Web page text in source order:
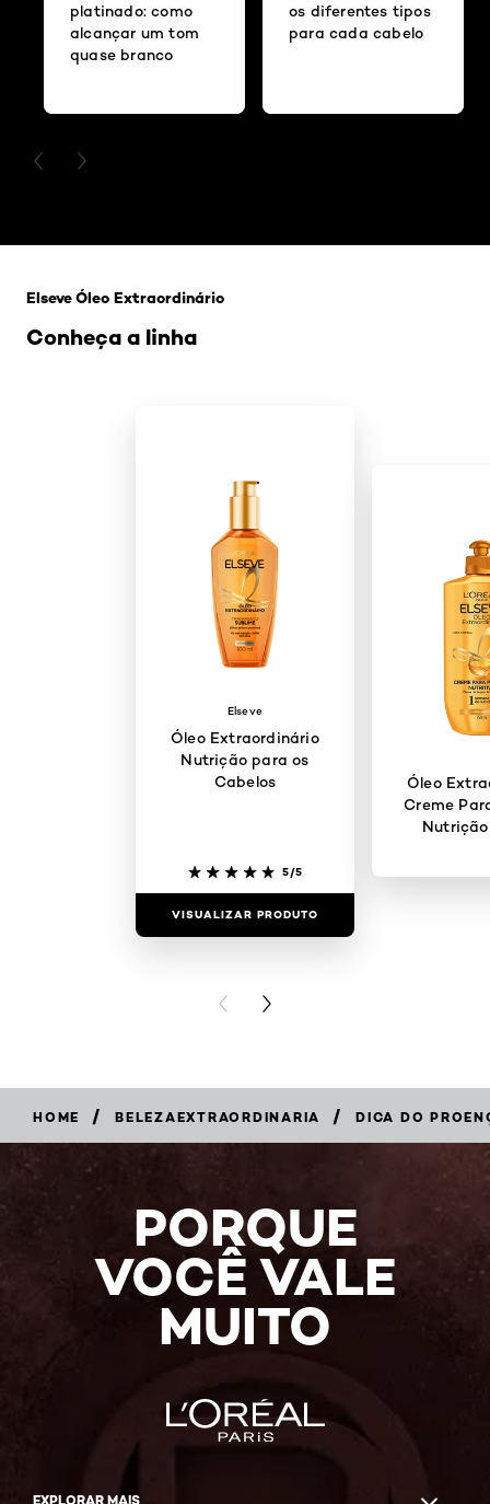
platinado: como
alcançar um tom
quase branco
os diferentes tipos
para cada cabelo
PREVIOUS CARD
NEXT CARD
Conheça a linha
Elseve Óleo Extraordinário
Elseve
Óleo Extraordinário
Nutrição para os
Cabelos
5/5
VISUALIZAR PRODUTO
Óleo
Creme
PREVIOUS CARD
NEXT CARD
HOME / BELEZAEXTRAORDINARIA / DICA DO
PORQUE
VOCÊ VALE
MUITO
EXPLORAR MAIS